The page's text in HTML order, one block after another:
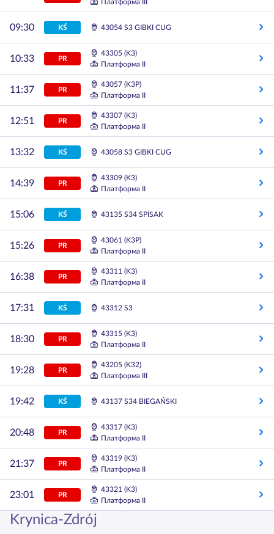
Платформа III
09:30 KŚ 43054 S3 GIBKI CUG
10:33 PR
43305 (K3)
Платформа II
11:37 PR
43057 (K3P)
Платформа II
12:51 PR
43307 (K3)
Платформа II
13:32 KŚ 43058 S3 GIBKI CUG
14:39 PR
43309 (K3)
Платформа II
15:06 KŚ 43135 S34 SPISAK
15:26 PR
43061 (K3P)
Платформа II
16:38 PR
43311 (K3)
Платформа II
17:31 KŚ 43312 S3
18:30 PR
43315 (K3)
Платформа II
19:28 PR
43205 (K32)
Платформа III
19:42 KŚ 43137 S34 BIEGAŃSKI
20:48 PR
43317 (K3)
Платформа II
21:37 PR
43319 (K3)
Платформа II
23:01 PR
43321 (K3)
Платформа II
Krynica-Zdrój